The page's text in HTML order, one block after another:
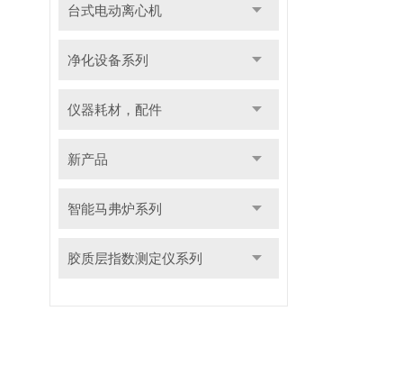
台式电动离心机
净化设备系列
仪器耗材，配件
新产品
智能马弗炉系列
胶质层指数测定仪系列